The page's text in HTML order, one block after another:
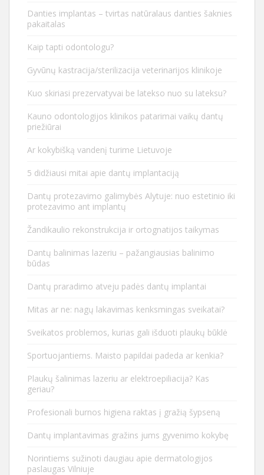
Danties implantas – tvirtas natūralaus danties šaknies
pakaitalas
Kaip tapti odontologu?
Gyvūnų kastracija/sterilizacija veterinarijos klinikoje
Kuo skiriasi prezervatyvai be latekso nuo su lateksu?
Kauno odontologijos klinikos patarimai vaikų dantų
priežiūrai
Ar kokybišką vandenį turime Lietuvoje
5 didžiausi mitai apie dantų implantaciją
Dantų protezavimo galimybės Alytuje: nuo estetinio iki
protezavimo ant implantų
Žandikaulio rekonstrukcija ir ortognatijos taikymas
Dantų balinimas lazeriu – pažangiausias balinimo
būdas
Dantų praradimo atveju padės dantų implantai
Mitas ar ne: nagų lakavimas kenksmingas sveikatai?
Sveikatos problemos, kurias gali išduoti plaukų būklė
Sportuojantiems. Maisto papildai padeda ar kenkia?
Plaukų šalinimas lazeriu ar elektroepiliacija? Kas
geriau?
Profesionali burnos higiena raktas į gražią šypseną
Dantų implantavimas gražins jums gyvenimo kokybę
Norintiems sužinoti daugiau apie dermatologijos
paslaugas Vilniuje